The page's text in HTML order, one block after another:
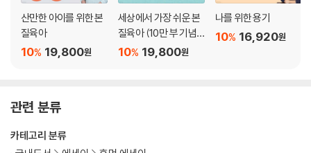
우리는 다 같으면서도 또 다르다는 것
나 자신과의 미팅이 더 중요하다는 것
나의 길을 넘어 초월의 길로
산만한 아이를 위한 본
질육아
19,800원
10%
세상에서 가장 쉬운 본
질육아 (10만 부 기념
뉴 에디션)19,800원
10%
나를 위한 용기
16,920원
10%
관련 분류
카테고리 분류